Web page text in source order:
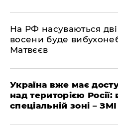
На РФ насуваються
восени буде
Матвєєв
Україна вже має
над територією Росії:
спеціальній зоні – ЗМІ